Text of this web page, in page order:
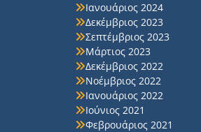
Ιανουάριος 2024
Δεκέμβριος 2023
Σεπτέμβριος 2023
Μάρτιος 2023
Δεκέμβριος 2022
Νοέμβριος 2022
Ιανουάριος 2022
Ιούνιος 2021
Φεβρουάριος 2021